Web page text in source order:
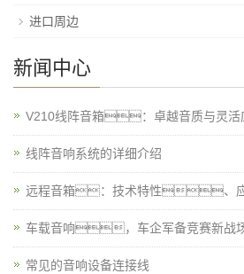
进口周边
新闻中心
V210线阵音箱：卓越音质与灵活
线阵音响系统的详细介绍
远程音箱：技术特性、应
车载音响，车企军备竞赛新战
常见的音响设备连接线